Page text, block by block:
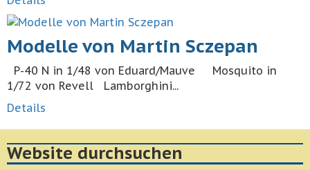
Modelle von Martin Sczepan
P-40 N in 1/48 von Eduard/Mauve Mosquito in
1/72 von Revell Lamborghini...
Details
Website durchsuchen